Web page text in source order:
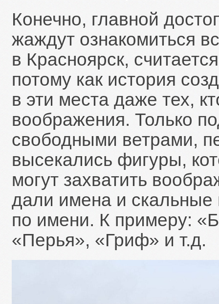
Конечно, главной
жаждут ознакомиться
в Красноярск,
потому как история
в эти места даже тех,
воображения. Только
свободными ветрами,
высекались фигуры,
могут захватить
дали имена и скальные
по имени. К примеру:
«Перья», «Гриф» и т.д.